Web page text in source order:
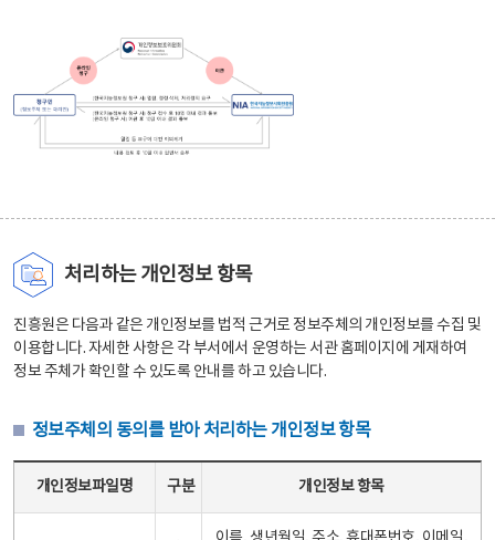
처리하는 개인정보 항목
진흥원은 다음과 같은 개인정보를 법적 근거로 정보주체의 개인정보를 수집 및
이용합니다. 자세한 사항은 각 부서에서 운영하는 서관 홈페이지에 게재하여
정보 주체가 확인할 수 있도록 안내를 하고 있습니다.
정보주체의 동의를 받아 처리하는 개인정보 항목
개인정보파일명 구분 개인정보 항목